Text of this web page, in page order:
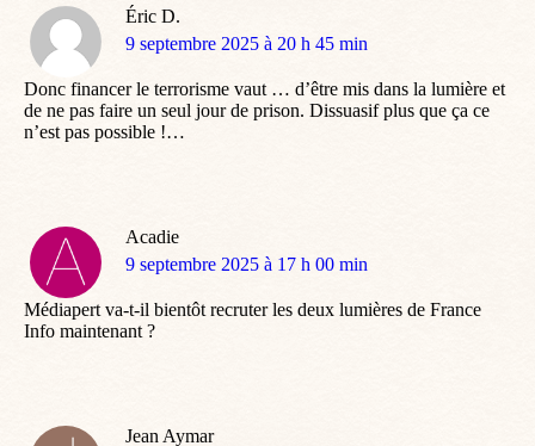
Éric D.
dit
9 septembre 2025 à 20 h 45 min
Donc financer le terrorisme vaut … d’être mis dans la lumière et
de ne pas faire un seul jour de prison. Dissuasif plus que ça ce
n’est pas possible !…
Acadie
dit
9 septembre 2025 à 17 h 00 min
Médiapert va-t-il bientôt recruter les deux lumières de France
Info maintenant ?
Jean Aymar